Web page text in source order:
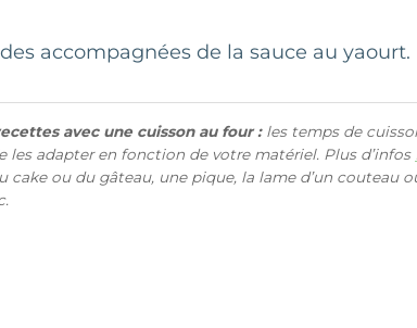
accompagnées de la sauce au yaourt.
avec une cuisson au four :les temps de
les adapter en fonction de votre matériel. Plus d’infos
ou du gâteau, une pique, la lame d’un couteau